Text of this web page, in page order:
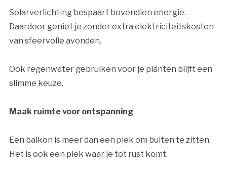
Solarverlichting bespaart bovendien energie.
Daardoor geniet je zonder extra elektriciteitskosten
van sfeervolle avonden.
Ook regenwater gebruiken voor je planten blijft een
slimme keuze.
Maak ruimte voor ontspanning
Een balkon is meer dan een plek om buiten te zitten.
Het is ook een plek waar je tot rust komt.